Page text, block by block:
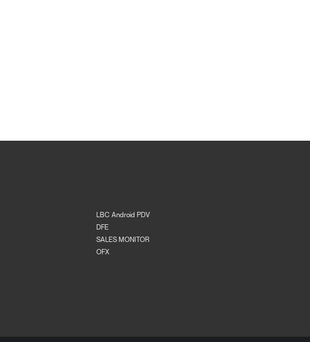
LBC Android PDV
DFE
SALES MONITOR
OFX